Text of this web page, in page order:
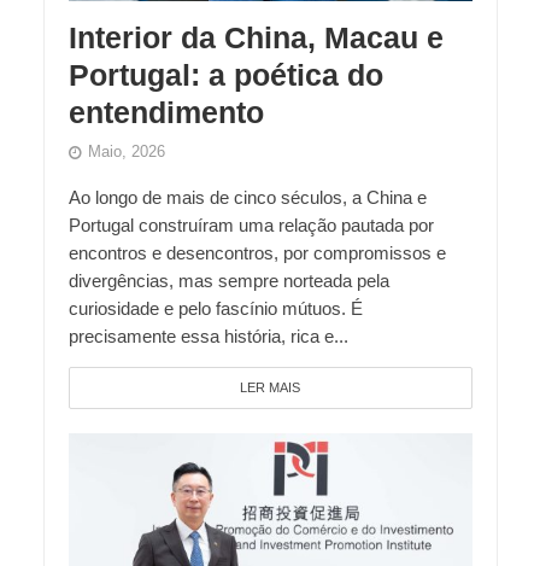
Interior da China, Macau e
Portugal: a poética do
entendimento
Maio, 2026
Ao longo de mais de cinco séculos, a China e
Portugal construíram uma relação pautada por
encontros e desencontros, por compromissos e
divergências, mas sempre norteada pela
curiosidade e pelo fascínio mútuos. É
precisamente essa história, rica e...
LER MAIS